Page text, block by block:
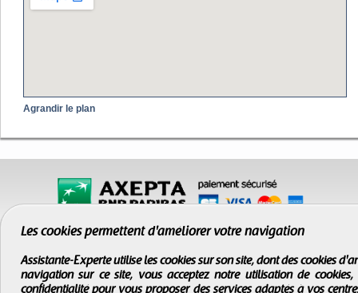
Agrandir le plan
Les cookies permettent d'améliorer votre navigation
Assistante-Experte utilise les cookies sur son site, dont des cookies
navigation sur ce site, vous acceptez notre utilisation de
confidentialitépour vous proposer des services adaptés à vos